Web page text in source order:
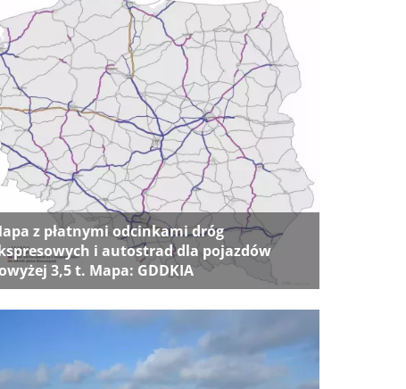
z płatnymi odcinkami dróg
i autostrad dla pojazdów
3,5 t. Mapa: GDDKIA